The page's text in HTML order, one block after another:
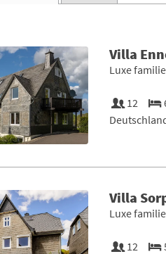
Villa
Luxe
12
Villa
Luxe
12